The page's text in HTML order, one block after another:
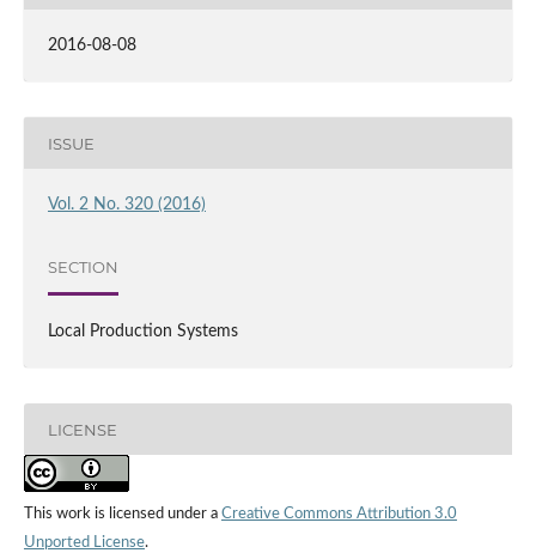
2016-08-08
ISSUE
Vol. 2 No. 320 (2016)
SECTION
Local Production Systems
LICENSE
This work is licensed under a Creative Commons Attribution 3.0
Unported License.